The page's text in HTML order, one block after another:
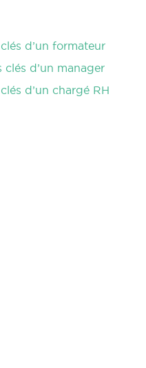
d’un formateur
clés d’un manager
d’un chargé RH